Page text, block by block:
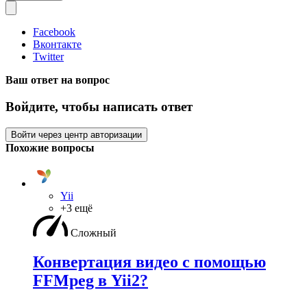
Facebook
Вконтакте
Twitter
Ваш ответ на вопрос
Войдите, чтобы написать ответ
Войти через центр авторизации
Похожие вопросы
Yii
+3 ещё
Сложный
Конвертация видео с помощью
FFMpeg в Yii2?